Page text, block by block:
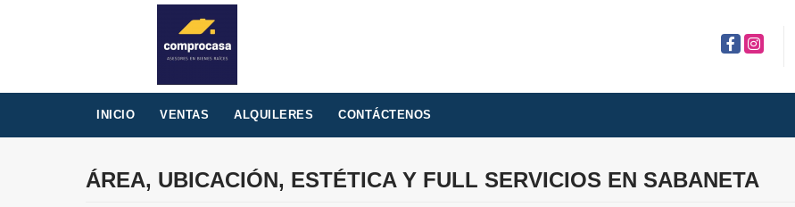
FacebookInstagram
INICIO VENTAS ALQUILERES CONTÁCTENOS
ÁREA, UBICACIÓN, ESTÉTICA Y FULL SERVICIOS EN SABANETA